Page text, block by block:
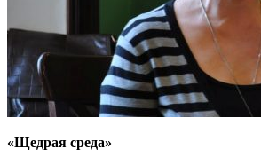
«Щедрая среда»